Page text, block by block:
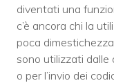
diventati una
c’è ancora chi la
poca
sono utilizzati dalle
o per l’invio dei